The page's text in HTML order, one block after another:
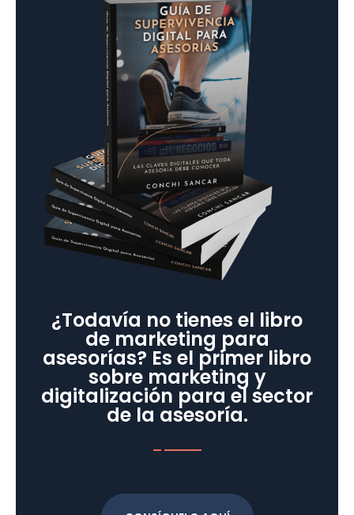
¿Todavía no tienes el libro
de marketing para
asesorías? Es el primer libro
sobre marketing y
digitalización para el sector
de la asesoría.